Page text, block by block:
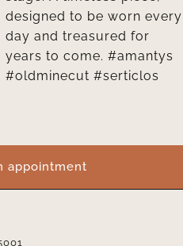
appointment